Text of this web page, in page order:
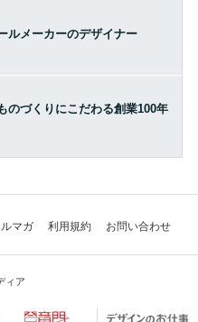
ルメーカーのデザイナー
のづくりにこだわる創業100年
ルマガ 利用規約 お問い合わせ
ィア